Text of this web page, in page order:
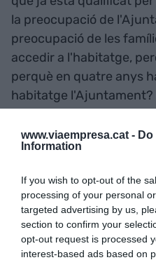
www.viaempresa.cat -
Information
If you wish to opt-out of the
processing of your personal
targeted advertising by us,
section to confirm your
opt-out request is processed
interest-based ads based on
la preocupació de
preocupació de les
accedir a l'habitatge,
perquè en quatre anys
habitatge l'Ajuntament?
tant que avanci el tema
privada que tant bé
Pensem que no és un
política, pensem que és
procediments, d'eines,
clar és que aquesta
efectes immediats en el